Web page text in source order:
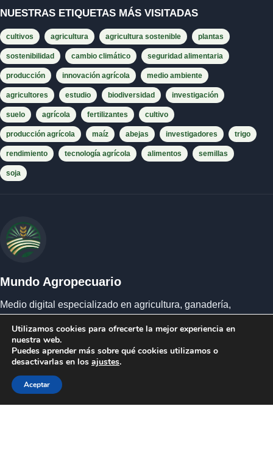
NUESTRAS ETIQUETAS MÁS VISITADAS
cultivos agricultura agricultura sostenible plantas
sostenibilidad cambio climático seguridad alimentaria
producción innovación agrícola medio ambiente
agricultores estudio biodiversidad investigación
suelo agrícola fertilizantes cultivo
producción agrícola maíz abejas investigadores trigo
rendimiento tecnología agrícola alimentos semillas
soja
Mundo Agropecuario
Medio digital especializado en agricultura, ganadería,
y ruralidad.
Red editorial
Utilizamos cookies para ofrecerte la mejor experiencia en
nuestra web.
Puedes aprender más sobre qué cookies utilizamos o
desactivarlas en los ajustes.
Aceptar